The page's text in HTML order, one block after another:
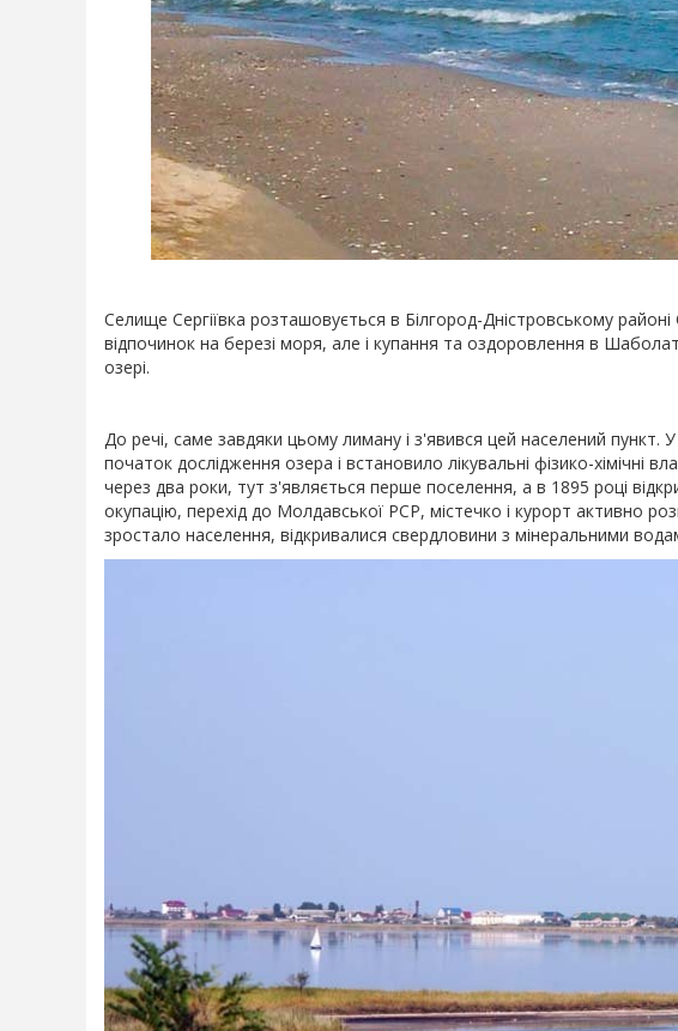
Селище Сергіївка розташовується в Білгород-Дністровському
відпочинок на березі моря, але і купання та оздоровлення в
озері.
До речі, саме завдяки цьому лиману і з'явився цей населений пункт.
початок дослідження озера і встановило лікувальні фізико-хімічні
через два роки, тут з'являється перше поселення, а в 1895 році
окупацію, перехід до Молдавської РСР, містечко і курорт активно
зростало населення, відкривалися свердловини з мінеральними